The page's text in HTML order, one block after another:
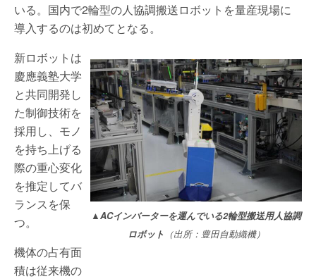
いる。国内で2輪型の人協調搬送ロボットを量産現場に
導入するのは初めてとなる。
▲ACインバーターを運んでいる2輪型搬送用人協調
ロボット （出所：豊田自動織機）
新ロボットは
慶應義塾大学
と共同開発し
た制御技術を
採用し、モノ
を持ち上げる
際の重心変化
を推定してバ
ランスを保
つ。
機体の占有面
積は従来機の